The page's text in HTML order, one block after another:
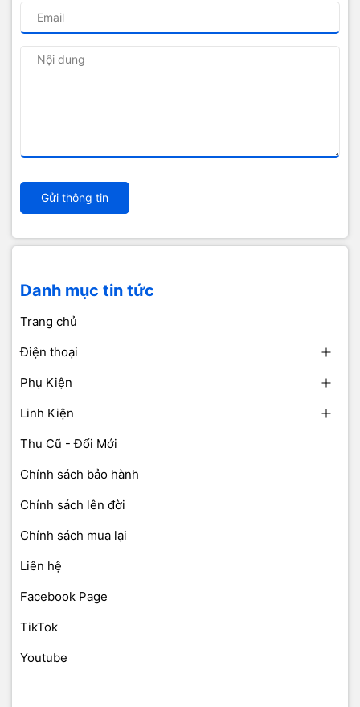
Gửi thông tin
Danh mục tin tức
Trang chủ
Điện thoại
Phụ Kiện
Linh Kiện
Thu Cũ - Đổi Mới
Chính sách bảo hành
Chính sách lên đời
Chính sách mua lại
Liên hệ
Facebook Page
TikTok
Youtube